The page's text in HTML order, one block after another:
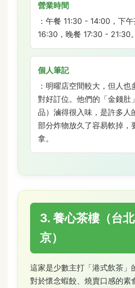
營業時間
：午餐 11:30 - 14:00，下
16:30，晚餐 17:30 - 21:30。
個人筆記
：明曜店空間較大，但人也
對好訂位。他們的「金錢肚
品）滷得很入味，是許多人
部分炸物放久了容易軟掉，
拿。
3. 養心茶樓（台
京）
這家是少數主打「港式飲茶」
對於懷念蝦餃、燒賣口感的素